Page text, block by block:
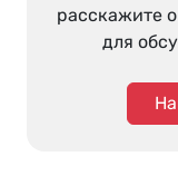
расскажите
для